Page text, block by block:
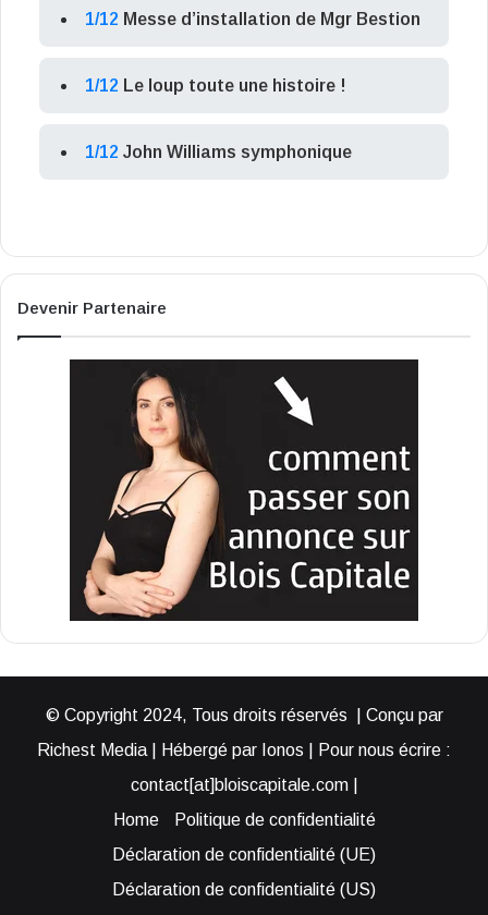
1/12 Messe d’installation de Mgr Bestion
1/12 Le loup toute une histoire !
1/12 John Williams symphonique
Devenir Partenaire
© Copyright 2024, Tous droits réservés | Conçu par
Richest Media | Hébergé par Ionos | Pour nous écrire :
contact[at]bloiscapitale.com |
Home
Politique de confidentialité
Déclaration de confidentialité (UE)
Déclaration de confidentialité (US)